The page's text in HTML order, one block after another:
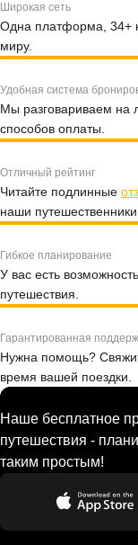
Широкая сеть
Одна платформа, 34+
миру.
Удобная система
Мы разговариваем на
способов оплаты.
Отличный рейтинг
Читайте подлинные
наши путешественники.
Гибкое планирование
У вас есть
путешествия.
Гарантированная
Нужна помощь?
время вашей поездки.
Наше бесплатное
путешествия -
таким простым!